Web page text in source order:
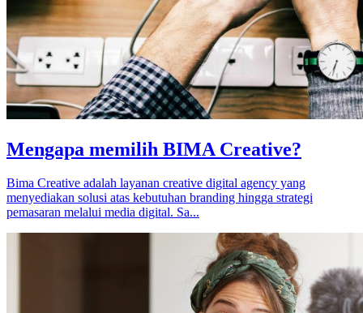
Mengapa memilih BIMA Creative?
Bima Creative adalah layanan creative digital agency yang
menyediakan solusi atas kebutuhan branding hingga strategi
pemasaran melalui media digital. Sa...